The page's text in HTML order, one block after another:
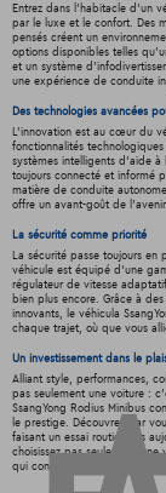
Entrez dans l'habitacle d'un
par le luxe et le confort. Des
pensés créent un
options disponibles telles
et un système
une expérience de conduite
Des technologies avancées
L'innovation est au cœur du
fonctionnalités
systèmes intelligents d'aide à
toujours connecté et informé
matière de conduite
offre un avant-goût de
La sécurité comme priorité
La sécurité passe toujours en
véhicule est équipé d'une
régulateur de vitesse
bien plus encore. Grâce à
innovants, le véhicula
chaque trajet, où que vous
Un investissement dans le
Alliant style, performances,
pas seulement une voiture :
SsangYong Rodius Minibus
le prestige. Découvrez par
faisant un essai routier dès
choisissez pas seulement une
qui continuera à porter ses